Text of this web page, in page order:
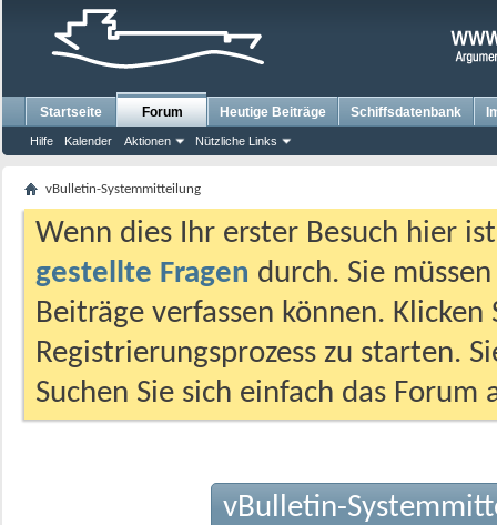
Startseite Forum
Hilfe Kalender Aktionen Nützliche Links
Heutige Beiträge Schiffsdatenbank
vBulletin-Systemmitteilung
Wenn dies Ihr erster Besuch hier
gestellte Fragen durch. Sie
Beiträge verfassen können.
Registrierungsprozess zu starten.
Suchen Sie sich einfach das
vBulletin-